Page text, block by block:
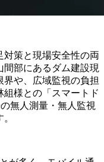
策と現場安全性の両
部にあるダム建設現
や、広域監視の負担
様との「スマートド
無人測量・無人監視